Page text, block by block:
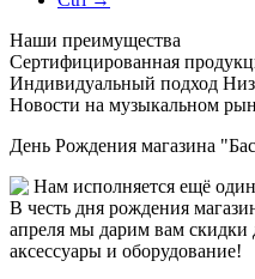
Наши преимущества
Сертифицированная
Индивидуальный подход
Новости на музыкальном
День Рождения магазина
Нам исполняется ещё
В честь дня рождения
апреля мы дарим вам скидки
аксессуары и оборудование!